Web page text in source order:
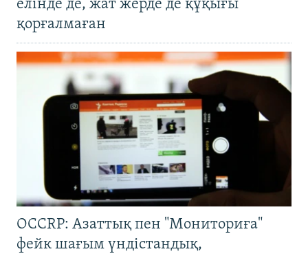
елінде де, жат жерде де құқығы
қорғалмаған
OCCRP: Азаттық пен "Мониториға"
фейк шағым үндістандық,